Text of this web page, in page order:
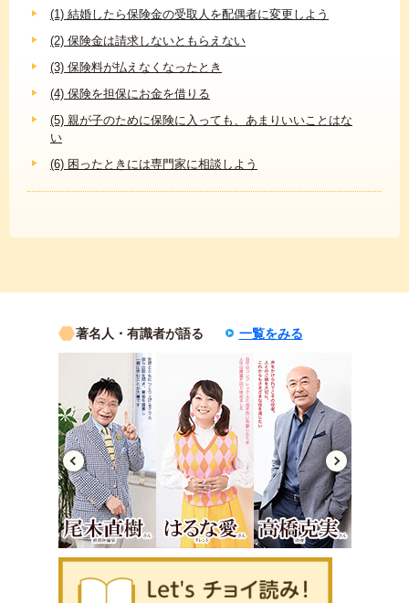
(1) 結婚したら保険金の受取人を配偶者に変更しよう
(2) 保険金は請求しないともらえない
(3) 保険料が払えなくなったとき
(4) 保険を担保にお金を借りる
(5) 親が子のために保険に入っても、あまりいいことはな
い
(6) 困ったときには専門家に相談しよう
著名人・有識者が語る 一覧をみる